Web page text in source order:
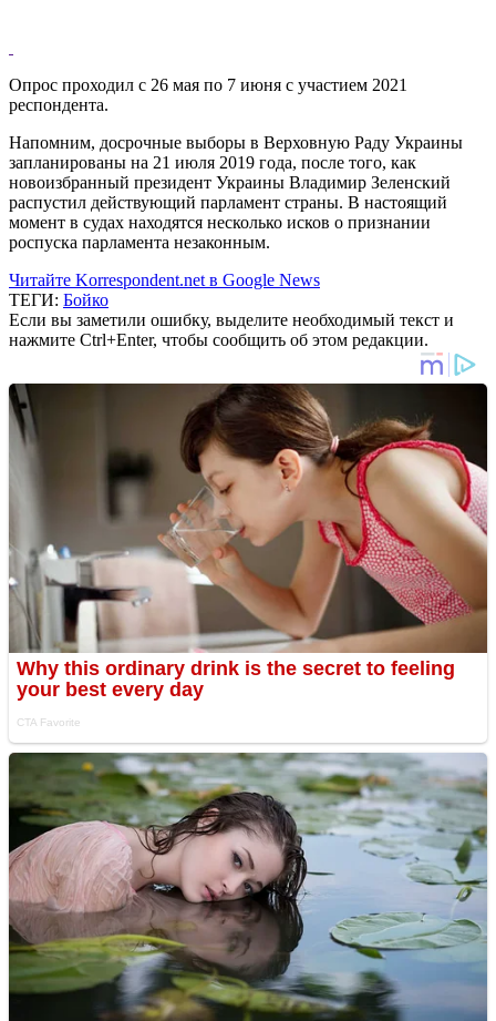
Опрос проходил с 26 мая по 7 июня с участием 2021
респондента.
Напомним, досрочные выборы в Верховную Раду Украины
запланированы на 21 июля 2019 года, после того, как
новоизбранный президент Украины Владимир Зеленский
распустил действующий парламент страны. В настоящий
момент в судах находятся несколько исков о признании
роспуска парламента незаконным.
Читайте Korrespondent.net в Google News
ТЕГИ: Бойко
Если вы заметили ошибку, выделите необходимый текст и
нажмите Ctrl+Enter, чтобы сообщить об этом редакции.